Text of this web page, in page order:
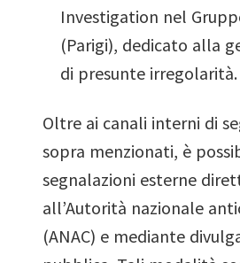
Investigation nel
(Parigi), dedicato alla
di presunte irregolarità.
Oltre ai canali interni di
sopra menzionati, è
segnalazioni esterne
all’Autorità nazionale
(ANAC) e mediante